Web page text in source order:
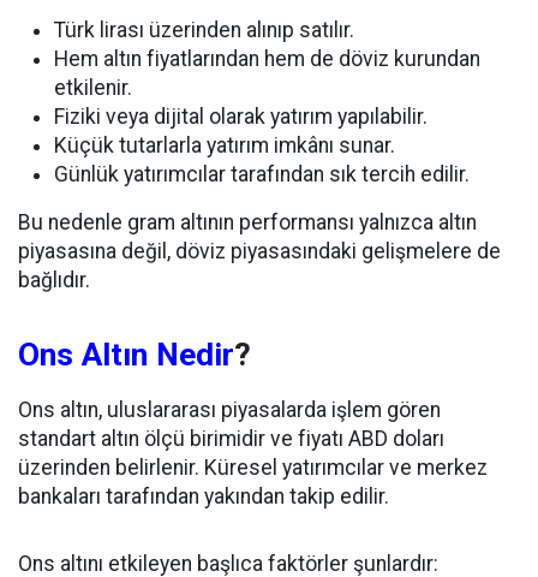
Türk lirası üzerinden alınıp satılır.
Hem altın fiyatlarından hem de döviz kurundan
etkilenir.
Fiziki veya dijital olarak yatırım yapılabilir.
Küçük tutarlarla yatırım imkânı sunar.
Günlük yatırımcılar tarafından sık tercih edilir.
Bu nedenle gram altının performansı yalnızca altın
piyasasına değil, döviz piyasasındaki gelişmelere de
bağlıdır.
Ons Altın Nedir?
Ons altın, uluslararası piyasalarda işlem gören
standart altın ölçü birimidir ve fiyatı ABD doları
üzerinden belirlenir. Küresel yatırımcılar ve merkez
bankaları tarafından yakından takip edilir.
Ons altını etkileyen başlıca faktörler şunlardır: